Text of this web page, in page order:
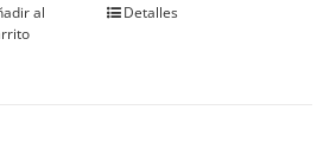
al
Detalles